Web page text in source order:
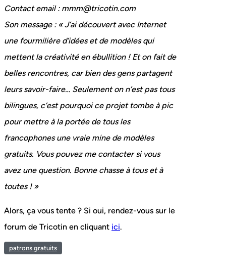
Contact email : mmm@tricotin.com
Son message : « J’ai découvert avec Internet
une fourmilière d’idées et de modèles qui
mettent la créativité en ébullition ! Et on fait de
belles rencontres, car bien des gens partagent
leurs savoir-faire… Seulement on n’est pas tous
bilingues, c’est pourquoi ce projet tombe à pic
pour mettre à la portée de tous les
francophones une vraie mine de modèles
gratuits. Vous pouvez me contacter si vous
avez une question. Bonne chasse à tous et à
toutes ! »
Alors, ça vous tente ? Si oui, rendez-vous sur le
forum de Tricotin en cliquant ici.
patrons gratuits